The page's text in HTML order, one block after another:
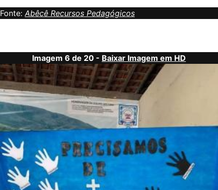
Fonte: Abêcê Recursos Pedagógicos
Imagem 6 de 20 - Baixar Imagem em HD